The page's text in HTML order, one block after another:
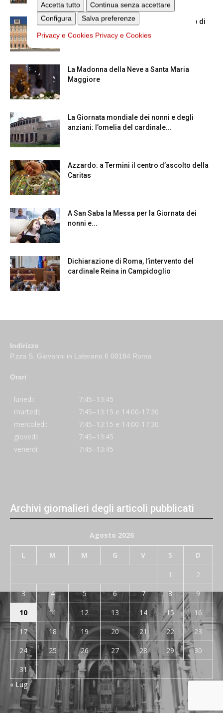
Accetta tutto
Continua senza accettare
Configura
Salva preferenze
Privacy e Cookies Privacy e Cookies
Chiusura estiva degli Uffici del Vicariato di
Roma
La Madonna della Neve a Santa Maria
Maggiore
La Giornata mondiale dei nonni e degli
anziani: l’omelia del cardinale...
Azzardo: a Termini il centro d’ascolto della
Caritas
A San Saba la Messa per la Giornata dei
nonni e...
Dichiarazione di Roma, l’intervento del
cardinale Reina in Campidoglio
Indirizzo
P.zza S. Giovanni in Laterano 6 00184 Roma
Orari
lunedi:
7:45–13:45
martedi:
7:45–13:15 e 14:00-17:30
mercoledi:
7:45–13:15 e 14:00-17:30
giovedi:
7:45–13:45
venerdi:
7:45–13:45
Archivi giornalieri degli articoli pubblicati
Agosto 2026
L M M G V S D
1
2
3
4 5 6 7 8
9
10
11 12 13 14 15
16
17
18 19 20 21 22
23
24
25 26 27 28 29
30
31
« Lug